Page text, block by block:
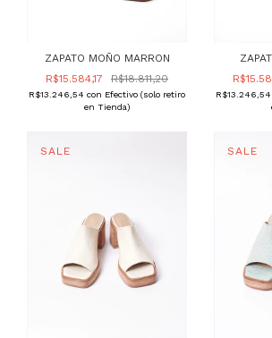
ZAPATO MOÑO MARRON
R$15.584,17
R$18.811,20
R$13.246,54 con Efectivo (solo retiro
en Tienda)
R$13.246,54